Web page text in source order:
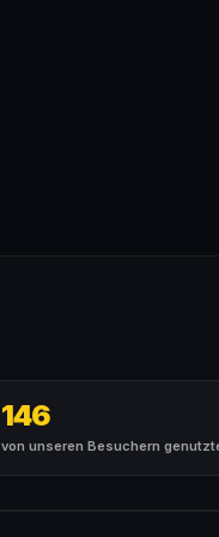
146
von unseren Besuchern